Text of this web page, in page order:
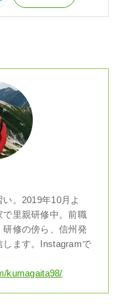
。2019年10月よ
で里親研修中。前職
修の傍ら、信州発
ます。Instagramで
kumagaita98/